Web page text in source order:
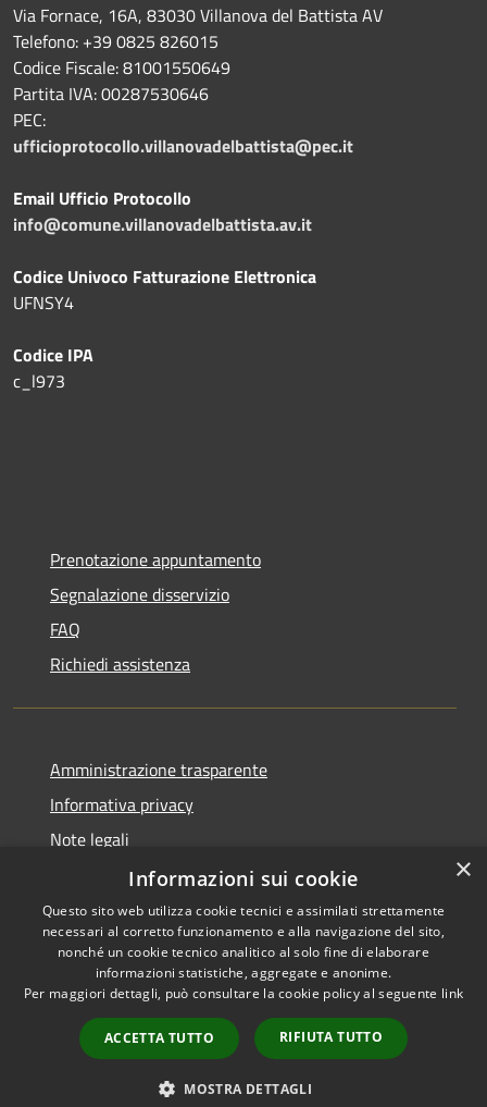
Via Fornace, 16A, 83030 Villanova del Battista AV
Telefono: +39 0825 826015
Codice Fiscale: 81001550649
Partita IVA: 00287530646
PEC:
ufficioprotocollo.villanovadelbattista@pec.it
Email Ufficio Protocollo
info@comune.villanovadelbattista.av.it
Codice Univoco Fatturazione Elettronica
UFNSY4
Codice IPA
c_l973
Prenotazione appuntamento
Segnalazione disservizio
FAQ
Richiedi assistenza
Amministrazione trasparente
Informativa privacy
Note legali
Dichiarazione di accessibilità
RSS
Accessibilità
Copyright © 2026 • Comune di
Villanova del Battista •
Powered byMunicipium
Accesso redazione
×
Informazioni sui cookie
Questo sito web utilizza cookie tecnici e assimilati strettamente
necessari al corretto funzionamento e alla navigazione del sito,
nonché un cookie tecnico analitico al solo fine di elaborare
informazioni statistiche, aggregate e anonime.
Per maggiori dettagli, può consultare la cookie policy al seguente link
ACCETTA TUTTO RIFIUTA TUTTO
MOSTRA DETTAGLI